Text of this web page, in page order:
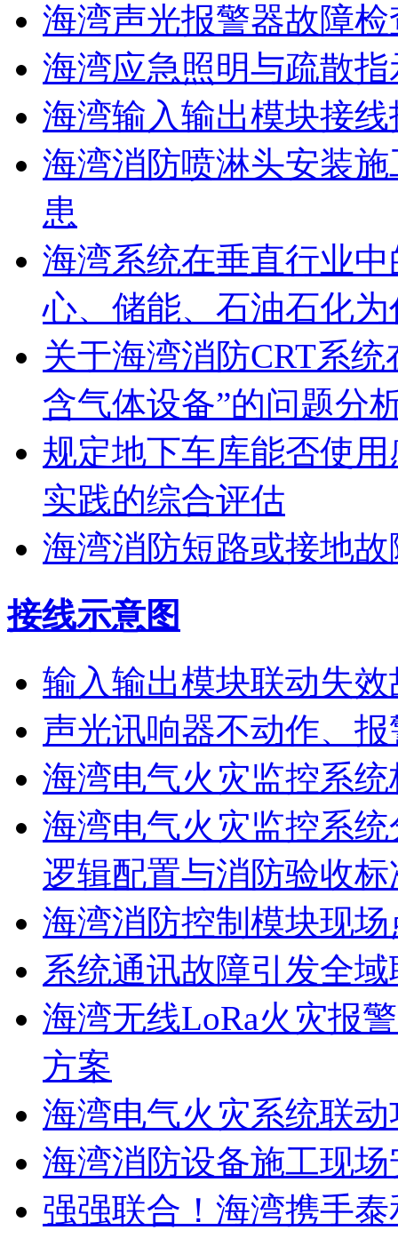
海湾声光报警器故障
海湾应急照明与疏散
海湾输入输出模块接
海湾消防喷淋头安装
患
海湾系统在垂直行业
心、储能、石油石化
关于海湾消防CRT系
含气体设备”的问题分
规定地下车库能否使
实践的综合评估
海湾消防短路或接地
接线示意图
输入输出模块联动失效
声光讯响器不动作、
海湾电气火灾监控系
海湾电气火灾监控系
逻辑配置与消防验收标
海湾消防控制模块现
系统通讯故障引发全
海湾无线LoRa火灾报
方案
海湾电气火灾系统联
海湾消防设备施工现
强强联合！海湾携手